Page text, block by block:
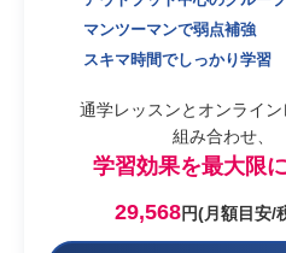
マンツーマンで弱点補強
スキマ時間でしっかり学習
通学レッスンとオンライ
組み合わせ、
学習効果を最大限
29,568円(月額目安/